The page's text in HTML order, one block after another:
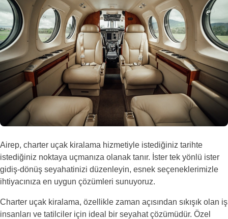
Airep, charter uçak kiralama hizmetiyle istediğiniz tarihte
istediğiniz noktaya uçmanıza olanak tanır. İster tek yönlü ister
gidiş-dönüş seyahatinizi düzenleyin, esnek seçeneklerimizle
ihtiyacınıza en uygun çözümleri sunuyoruz.
Charter uçak kiralama, özellikle zaman açısından sıkışık olan iş
insanları ve tatilciler için ideal bir seyahat çözümüdür. Özel